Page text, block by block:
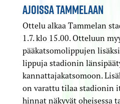
AJOISSA TAMMELAAN
Ottelu alkaa Tammelan
1.7. klo 15.00. Otteluun
pääkatsomolippujen lisäksi
lippuja stadionin
kannattajakatsomoon.
on varattu tilaa stadionin
hinnat näkyvät oheisessa